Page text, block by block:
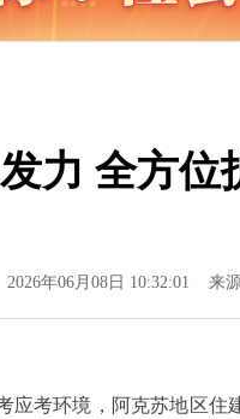
力 全方位
2026年06月08日 10:32:01 来
考环境，阿克苏地区住